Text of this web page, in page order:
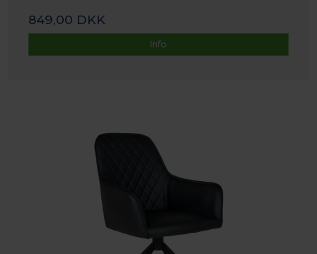
849,00 DKK
Info